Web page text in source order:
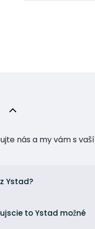
nás a my vám s
Ystad?
to Ystad možné